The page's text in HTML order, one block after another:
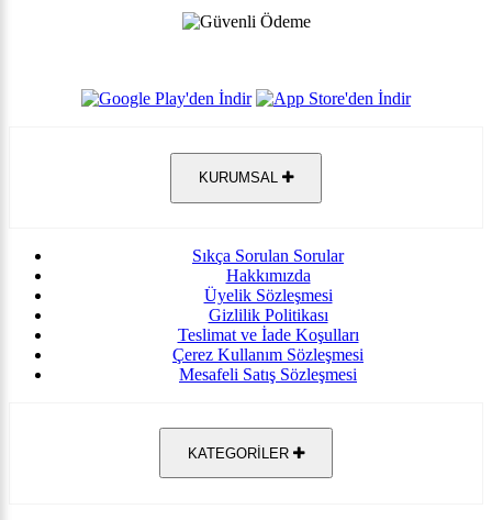
KURUMSAL
Sıkça Sorulan Sorular
Hakkımızda
Üyelik Sözleşmesi
Gizlilik Politikası
Teslimat ve İade Koşulları
Çerez Kullanım Sözleşmesi
Mesafeli Satış Sözleşmesi
KATEGORİLER